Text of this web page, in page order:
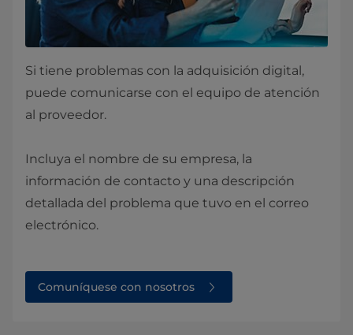
Si tiene problemas con la adquisición digital,
puede comunicarse con el equipo de atención
al proveedor.
Incluya el nombre de su empresa, la
información de contacto y una descripción
detallada del problema que tuvo en el correo
electrónico.
Comuníquese con nosotros